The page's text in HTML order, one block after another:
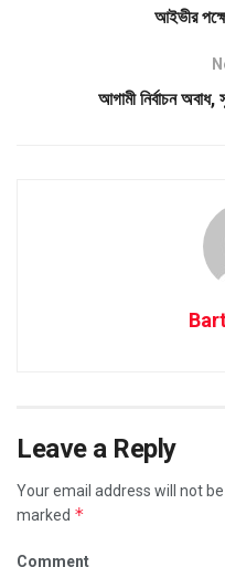
আইভীর পক্ষে
আগামী নির্বাচন অবাধ,
Leave a Reply
Your email address will not
marked *
Comment